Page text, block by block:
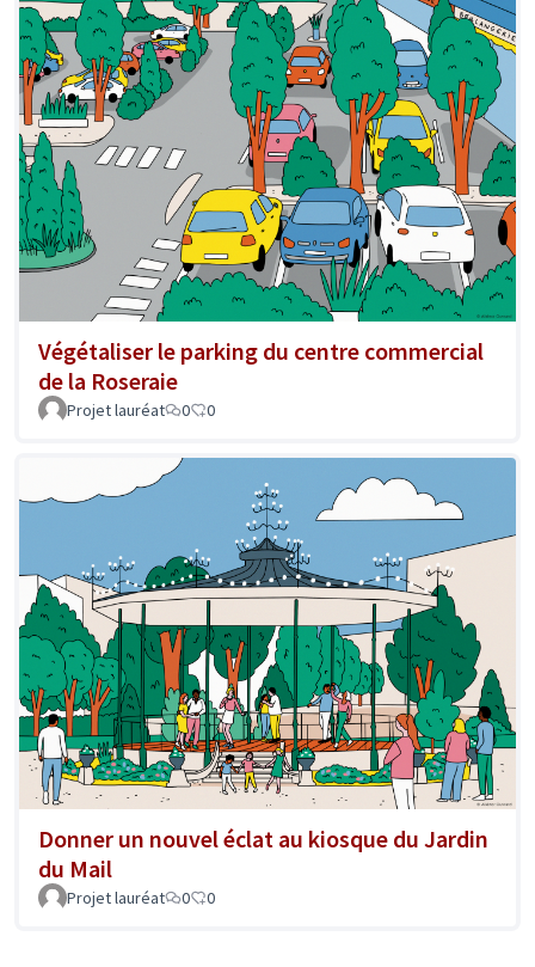
Végétaliser le parking du centre commercial
de la Roseraie
Projet lauréat 0 0
Donner un nouvel éclat au kiosque du Jardin
du Mail
Projet lauréat 0 0